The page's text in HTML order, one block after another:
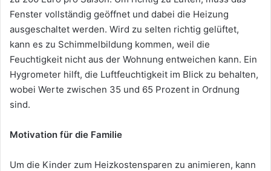
Fenster vollständig geöffnet und dabei die Heizung
ausgeschaltet werden. Wird zu selten richtig gelüftet,
kann es zu Schimmelbildung kommen, weil die
Feuchtigkeit nicht aus der Wohnung entweichen kann. Ein
Hygrometer hilft, die Luftfeuchtigkeit im Blick zu behalten,
wobei Werte zwischen 35 und 65 Prozent in Ordnung
sind.
Motivation für die Familie
Um die Kinder zum Heizkostensparen zu animieren, kann